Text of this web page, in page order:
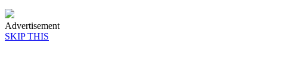
Advertisement
SKIP THIS